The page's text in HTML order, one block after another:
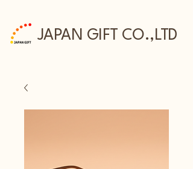
JAPAN GIFT CO.,LTD